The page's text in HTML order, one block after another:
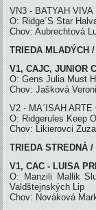
VN3 - BATYAH VIVA
O: Ridge´S Star
Chov: Aubrechtová
TRIEDA MLADÝCH
V1, CAJC, JUNIOR
O: Gens Julia Must
Chov: Jašková
V2 - MA´ISAH ARTE
O: Ridgerules Keep
Chov: Likierovci
TRIEDA STREDNÁ
V1, CAC - LUISA
O: Manzili Mallik
Valdštejnských Lip
Chov: Nováková